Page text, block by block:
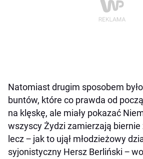
Natomiast drugim sposobem
buntów, które co prawda od
na klęskę, ale miały pokazać
wszyscy Żydzi zamierzają biernie
lecz ‒ jak to ujął młodzieżowy
syjonistyczny Hersz Berliński ‒